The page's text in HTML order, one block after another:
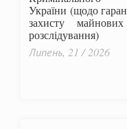
України (щодо
захисту
розслідування)
Липень, 21 / 2026